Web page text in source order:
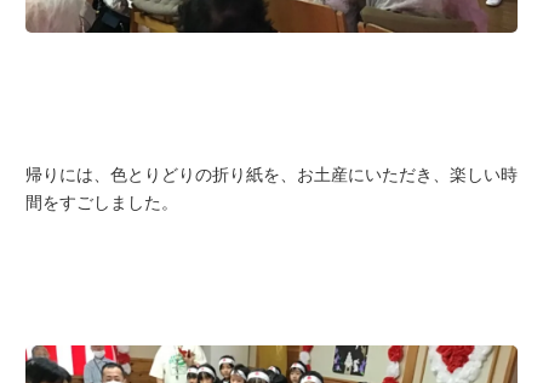
帰りには、色とりどりの折り紙を、お土産にいただき、楽しい時
間をすごしました。